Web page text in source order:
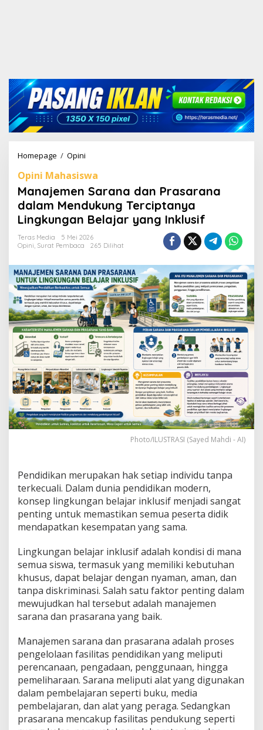
Homepage / Opini
n
a
e
m
n
r
a
n
a
d
a
n
P
r
a
s
a
r
a
n
a
a
m
M
e
n
d
k
u
n
g
T
e
c
p
t
a
n
y
a
L
i
n
Opini Mahasiswa
Manajemen Sarana dan Prasarana
dalam Mendukung Terciptanya
Lingkungan Belajar yang Inklusif
Teras Media
5 Mei 2026
Opini, Surat Pembaca 265 Dilihat
Photo/ILUSTRASI (Sayed Mahdi - AI)
Pendidikan merupakan hak setiap individu tanpa
terkecuali. Dalam dunia pendidikan modern,
konsep lingkungan belajar inklusif menjadi sangat
penting untuk memastikan semua peserta didik
mendapatkan kesempatan yang sama.
Lingkungan belajar inklusif adalah kondisi di mana
semua siswa, termasuk yang memiliki kebutuhan
khusus, dapat belajar dengan nyaman, aman, dan
tanpa diskriminasi. Salah satu faktor penting dalam
mewujudkan hal tersebut adalah manajemen
sarana dan prasarana yang baik.
Manajemen sarana dan prasarana adalah proses
pengelolaan fasilitas pendidikan yang meliputi
perencanaan, pengadaan, penggunaan, hingga
pemeliharaan. Sarana meliputi alat yang digunakan
dalam pembelajaran seperti buku, media
pembelajaran, dan alat yang peraga. Sedangkan
prasarana mencakup fasilitas pendukung seperti